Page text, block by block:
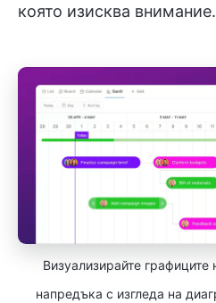
която изисква внимание.
Визуализирайте графиците
напредъка с изгледа на